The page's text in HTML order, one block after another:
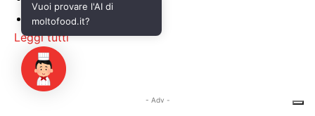
Patate sono farinacei?
Leggi tutti
- Adv -
Vuoi provare l'AI di
moltofood.it?